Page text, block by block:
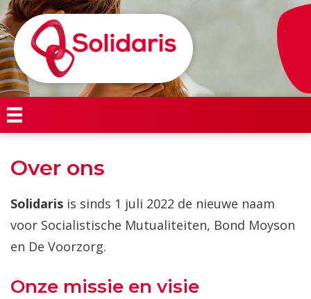
Over ons
Solidaris is sinds 1 juli 2022 de nieuwe naam
voor Socialistische Mutualiteiten, Bond Moyson
en De Voorzorg.
Onze missie en visie